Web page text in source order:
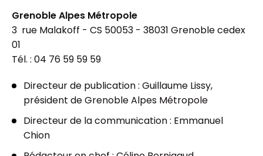
Grenoble Alpes Métropole
3 rue Malakoff - CS 50053 - 38031 Grenoble cedex
01
Tél. : 04 76 59 59 59
Directeur de publication: Guillaume Lissy,
président de Grenoble Alpes Métropole
Directeur de la communication: Emmanuel
Chion